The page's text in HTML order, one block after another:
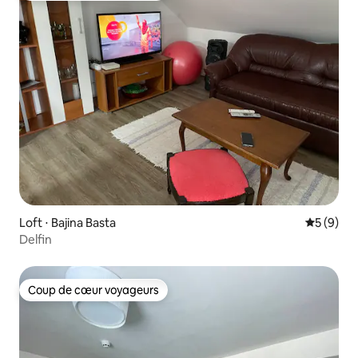
Loft ⋅ Bajina Basta
5 (9)
Delfin
Coup de cœur voyageurs
Coup de cœur voyageurs